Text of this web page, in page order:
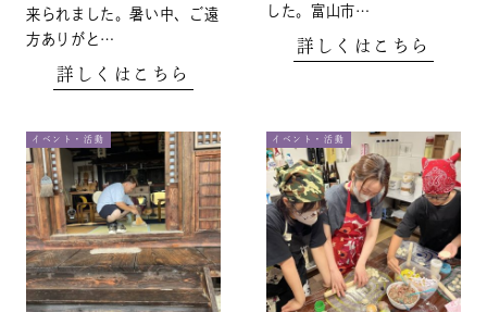
来られました。暑い中、ご遠
方ありがと…
詳しくはこちら
した。富山市…
詳しくはこちら
イベント・活動 イベント・活動